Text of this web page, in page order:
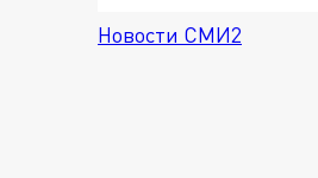
Новости СМИ2